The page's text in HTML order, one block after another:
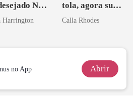
Na
Harrington
tola, agora sua
obsessão eterna
Calla Rhodes
no App Abrir